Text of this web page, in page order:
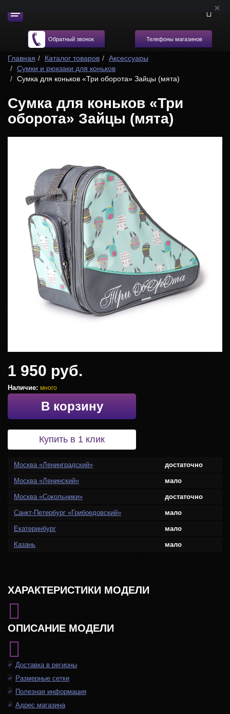
Обратный звонок Телефоны магазинов
Главная Каталог товаров
Аксессуары
Сумки и рюкзаки для коньков
Cумка для коньков «Три оборота» Зайцы (мята)
Cумка для коньков «Три
оборота» Зайцы (мята)
1 950 руб.
Наличие: много
В корзину
Купить в 1 клик
Москва «Ленинградский» достаточно
Москва «Ленинский» мало
Москва «Сокольники» достаточно
Санкт-Петербург «Грибоедовский» мало
Екатеринбург мало
Казань мало
ХАРАКТЕРИСТИКИ МОДЕЛИ
ОПИСАНИЕ МОДЕЛИ
Доставка в регионы
Размерные сетки
Полезная информация
Адрес магазина